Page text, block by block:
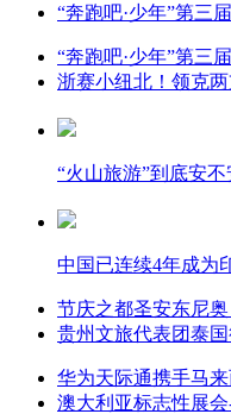
“奔跑吧·少年”第三
“奔跑吧·少年”第三
浙赛小纽北！领克
“火山旅游”到底安不
中国已连续4年成为
节庆之都圣安东尼
贵州文旅代表团泰国
华为天际通携手马
澳大利亚标志性展会